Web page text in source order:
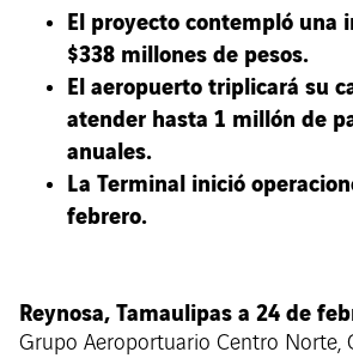
El proyecto contempló una
$338 millones de pesos.
El aeropuerto triplicará su
atender hasta 1 millón de
anuales.
La Terminal inició
febrero.
Reynosa, Tamaulipas a 24 de
Grupo Aeroportuario Centro Norte,